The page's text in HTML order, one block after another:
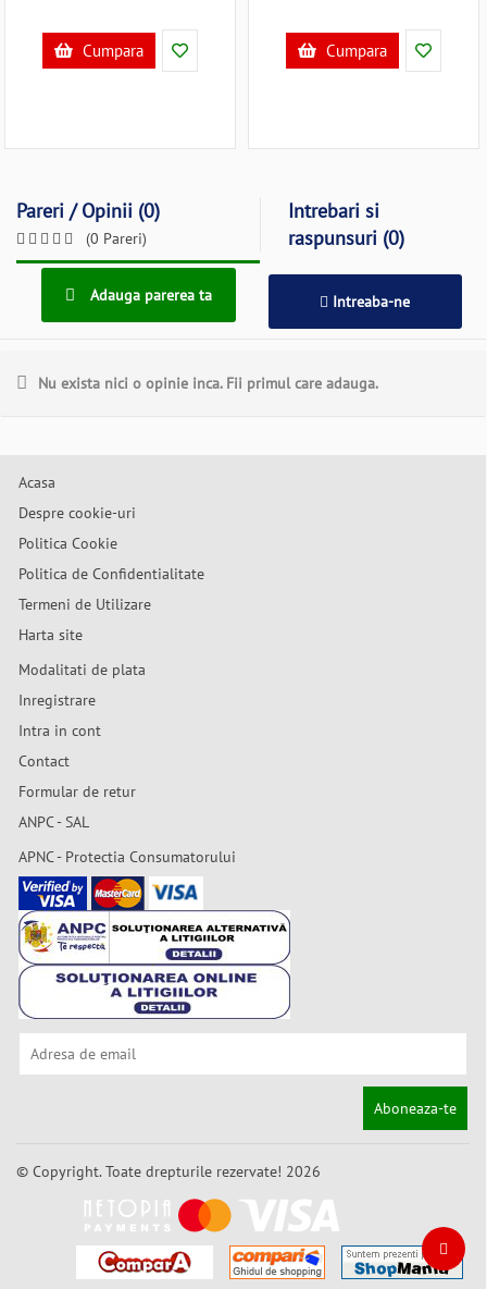
Cumpara Cumpara
Pareri / Opinii (0)
(0 Pareri)
Intrebari si
raspunsuri (0)
Adauga parerea ta Intreaba-ne
Nu exista nici o opinie inca. Fii primul care adauga.
Acasa
Despre cookie-uri
Politica Cookie
Politica de Confidentialitate
Termeni de Utilizare
Harta site
Modalitati de plata
Inregistrare
Intra in cont
Contact
Formular de retur
ANPC - SAL
APNC - Protectia Consumatorului
Aboneaza-te
© Copyright. Toate drepturile rezervate! 2026